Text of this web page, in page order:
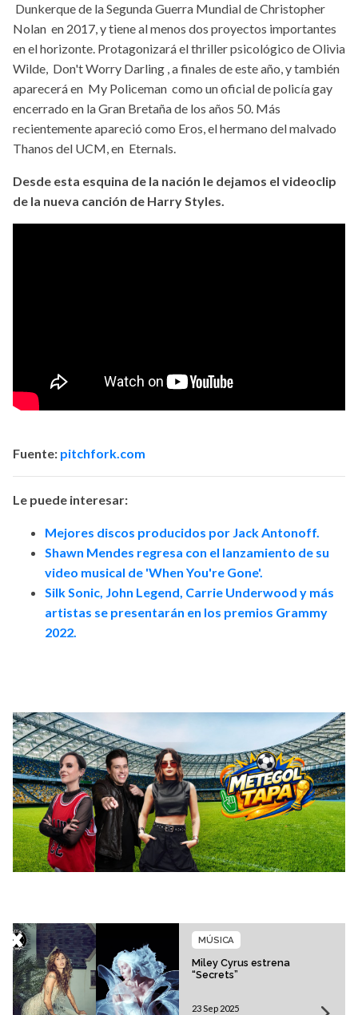
Dunkerque de la Segunda Guerra Mundial de Christopher
Nolan en 2017, y tiene al menos dos proyectos importantes
en el horizonte. Protagonizará el thriller psicológico de Olivia
Wilde, Don't Worry Darling , a finales de este año, y también
aparecerá en My Policeman como un oficial de policía gay
encerrado en la Gran Bretaña de los años 50. Más
recientemente apareció como Eros, el hermano del malvado
Thanos del UCM, en Eternals.
Desde esta esquina de la nación le dejamos el videoclip
de la nueva canción de Harry Styles.
Fuente: pitchfork.com
Le puede interesar:
Mejores discos producidos por Jack Antonoff.
Shawn Mendes regresa con el lanzamiento de su
video musical de 'When You're Gone'.
Silk Sonic, John Legend, Carrie Underwood y más
artistas se presentarán en los premios Grammy
2022.
Miley Cyrus estrena
“Secrets”
MÚSICA
23 Sep 2025